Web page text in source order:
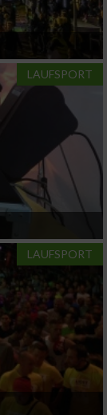
LAUFSPORT
LAUFSPORT